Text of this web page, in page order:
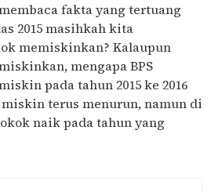
fakta yang tertuang
2015 masihkah kita
memiskinkan? Kalaupun
mengapa BPS
pada tahun 2015 ke 2016
terus menurun, namun di
naik pada tahun yang